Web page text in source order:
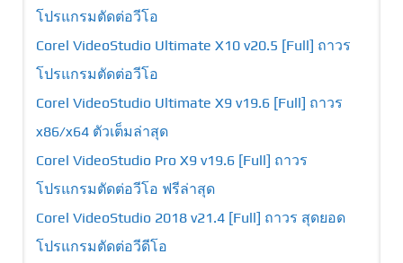
โปรแกรมตัดต่อวีโอ
Corel VideoStudio Ultimate X10 v20.5 [Full] ถาวร
โปรแกรมตัดต่อวีโอ
Corel VideoStudio Ultimate X9 v19.6 [Full] ถาวร
x86/x64 ตัวเต็มล่าสุด
Corel VideoStudio Pro X9 v19.6 [Full] ถาวร
โปรแกรมตัดต่อวีโอ ฟรีล่าสุด
Corel VideoStudio 2018 v21.4 [Full] ถาวร สุดยอด
โปรแกรมตัดต่อวีดีโอ